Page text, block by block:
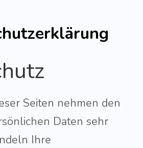
Seiten nehmen den
Daten sehr
Ihre